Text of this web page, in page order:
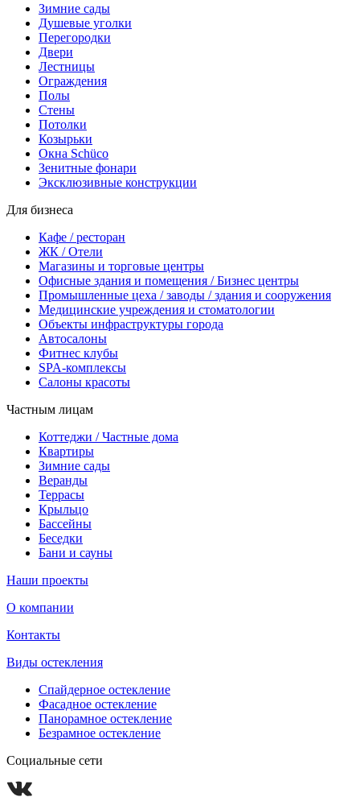
Зимние сады
Душевые уголки
Перегородки
Двери
Лестницы
Ограждения
Полы
Стены
Потолки
Козырьки
Окна Schüco
Зенитные фонари
Эксклюзивные конструкции
Для бизнеса
Кафе / ресторан
ЖК / Отели
Магазины и торговые центры
Офисные здания и помещения / Бизнес центры
Промышленные цеха / заводы / здания и сооружения
Медицинские учреждения и стоматологии
Объекты инфраструктуры города
Автосалоны
Фитнес клубы
SPA-комплексы
Салоны красоты
Частным лицам
Коттеджи / Частные дома
Квартиры
Зимние сады
Веранды
Террасы
Крыльцо
Бассейны
Беседки
Бани и сауны
Наши проекты
О компании
Контакты
Виды остекления
Спайдерное остекление
Фасадное остекление
Панорамное остекление
Безрамное остекление
Социальные сети